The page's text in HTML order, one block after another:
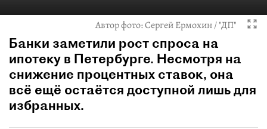
Автор фото:Сергей Ермохин / "ДП"
Банки заметили рост спроса на
ипотеку в Петербурге. Несмотря на
снижение процентных ставок, она
всё ещё остаётся доступной лишь для
избранных.